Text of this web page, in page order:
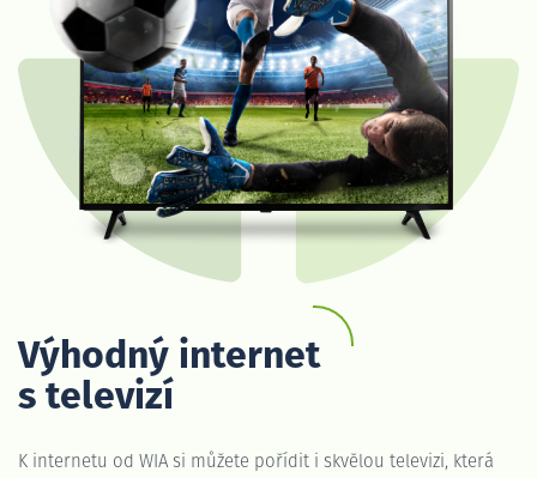
Výhodný internet
s televizí
K internetu od WIA si můžete pořídit i skvělou televizi, která